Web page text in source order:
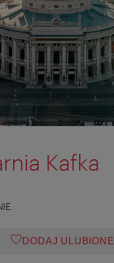
Kafka
DODAJ ULUBIONE